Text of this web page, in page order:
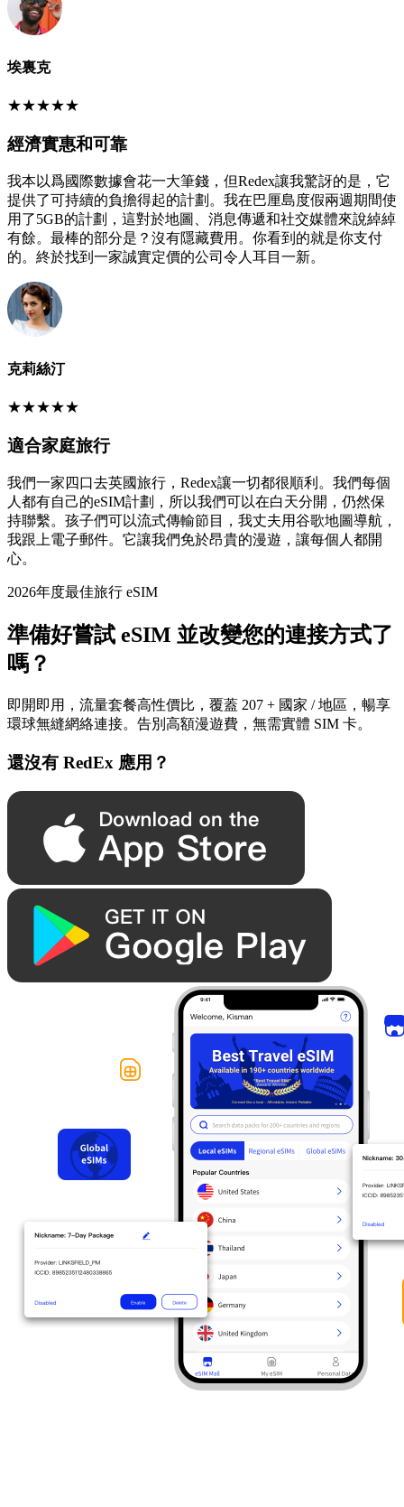
埃裏克
★★★★★
經濟實惠和可靠
我本以爲國際數據會花一大筆錢，但Redex讓我驚訝的是，它
提供了可持續的負擔得起的計劃。我在巴厘島度假兩週期間使
用了5GB的計劃，這對於地圖、消息傳遞和社交媒體來說綽綽
有餘。最棒的部分是？沒有隱藏費用。你看到的就是你支付
的。終於找到一家誠實定價的公司令人耳目一新。
克莉絲汀
★★★★★
適合家庭旅行
我們一家四口去英國旅行，Redex讓一切都很順利。我們每個
人都有自己的eSIM計劃，所以我們可以在白天分開，仍然保
持聯繫。孩子們可以流式傳輸節目，我丈夫用谷歌地圖導航，
我跟上電子郵件。它讓我們免於昂貴的漫遊，讓每個人都開
心。
2026年度最佳旅行 eSIM
準備好嘗試 eSIM 並改變您的連接方式了
嗎？
即開即用，流量套餐高性價比，覆蓋 207 + 國家 / 地區，暢享
環球無縫網絡連接。告別高額漫遊費，無需實體 SIM 卡。
還沒有 RedEx 應用？